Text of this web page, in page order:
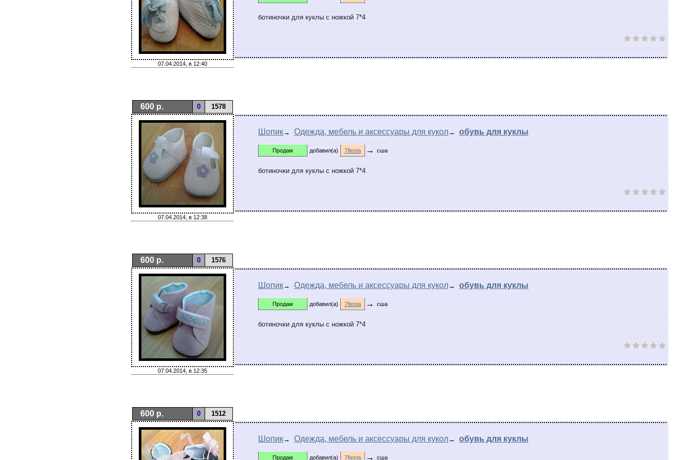
07.04.2014, в 12:40
ботиночки для куклы с ножкой 7*4
600 р. 0 1578
07.04.2014, в 12:38
Шопик→ Одежда, мебель и аксессуары для кукол→ обувь для куклы
Продам добавил(а) 7fiesta → сша
ботиночки для куклы с ножкой 7*4
600 р. 0 1576
07.04.2014, в 12:35
Шопик→ Одежда, мебель и аксессуары для кукол→ обувь для куклы
Продам добавил(а) 7fiesta → сша
ботиночки для куклы с ножкой 7*4
600 р. 0 1512
Шопик→ Одежда, мебель и аксессуары для кукол→ обувь для куклы
Продам добавил(а) 7fiesta → сша